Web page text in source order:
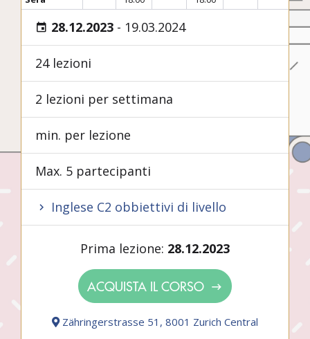
28.12.2023 - 19.03.2024
24 lezioni
2 lezioni per settimana
min. per lezione
Max. 5 partecipanti
Inglese C2 obbiettivi di livello
Prima lezione: 28.12.2023
ACQUISTA IL CORSO
Zähringerstrasse 51, 8001 Zurich Central